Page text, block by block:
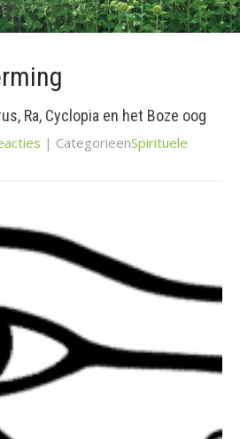
Ra, Cyclopia en het Boze oog
| CategorieenSpirituele